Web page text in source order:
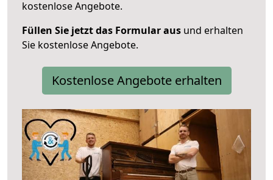
kostenlose Angebote.
Füllen Sie jetzt das Formular aus und erhalten
Sie kostenlose Angebote.
Kostenlose Angebote erhalten